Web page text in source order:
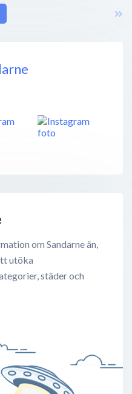
om Sandarne än,
utöka
städer och